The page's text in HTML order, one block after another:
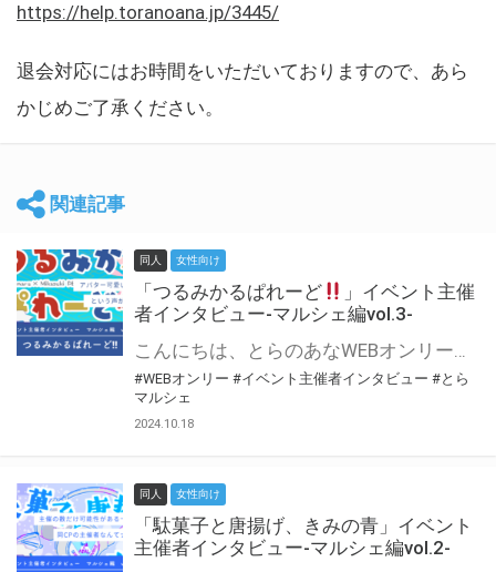
https://help.toranoana.jp/3445/
退会対応にはお時間をいただいておりますので、あら
かじめご了承ください。
関連記事
同人 女性向け
「つるみかるぱれーど
」イベント主催
者インタビュー-マルシェ編vol.3-
こんにちは、とらのあなWEBオンリー運営スタッフです。 新たにお届けする、イベント主催者インタビュー-マルシェ編-は、 とらのあなWEBオンリー「マルシェ」をご利用した主催様に 「マルシェ」を使って開催した感想や心がけをお聞きする企画です。 今回は、WEBオンリー初開催「つるみかるぱれーど
#WEBオンリー #イベント主催者インタビュー #とら
マルシェ
2024.10.18
同人 女性向け
「駄菓子と唐揚げ、きみの青」イベント
主催者インタビュー-マルシェ編vol.2-